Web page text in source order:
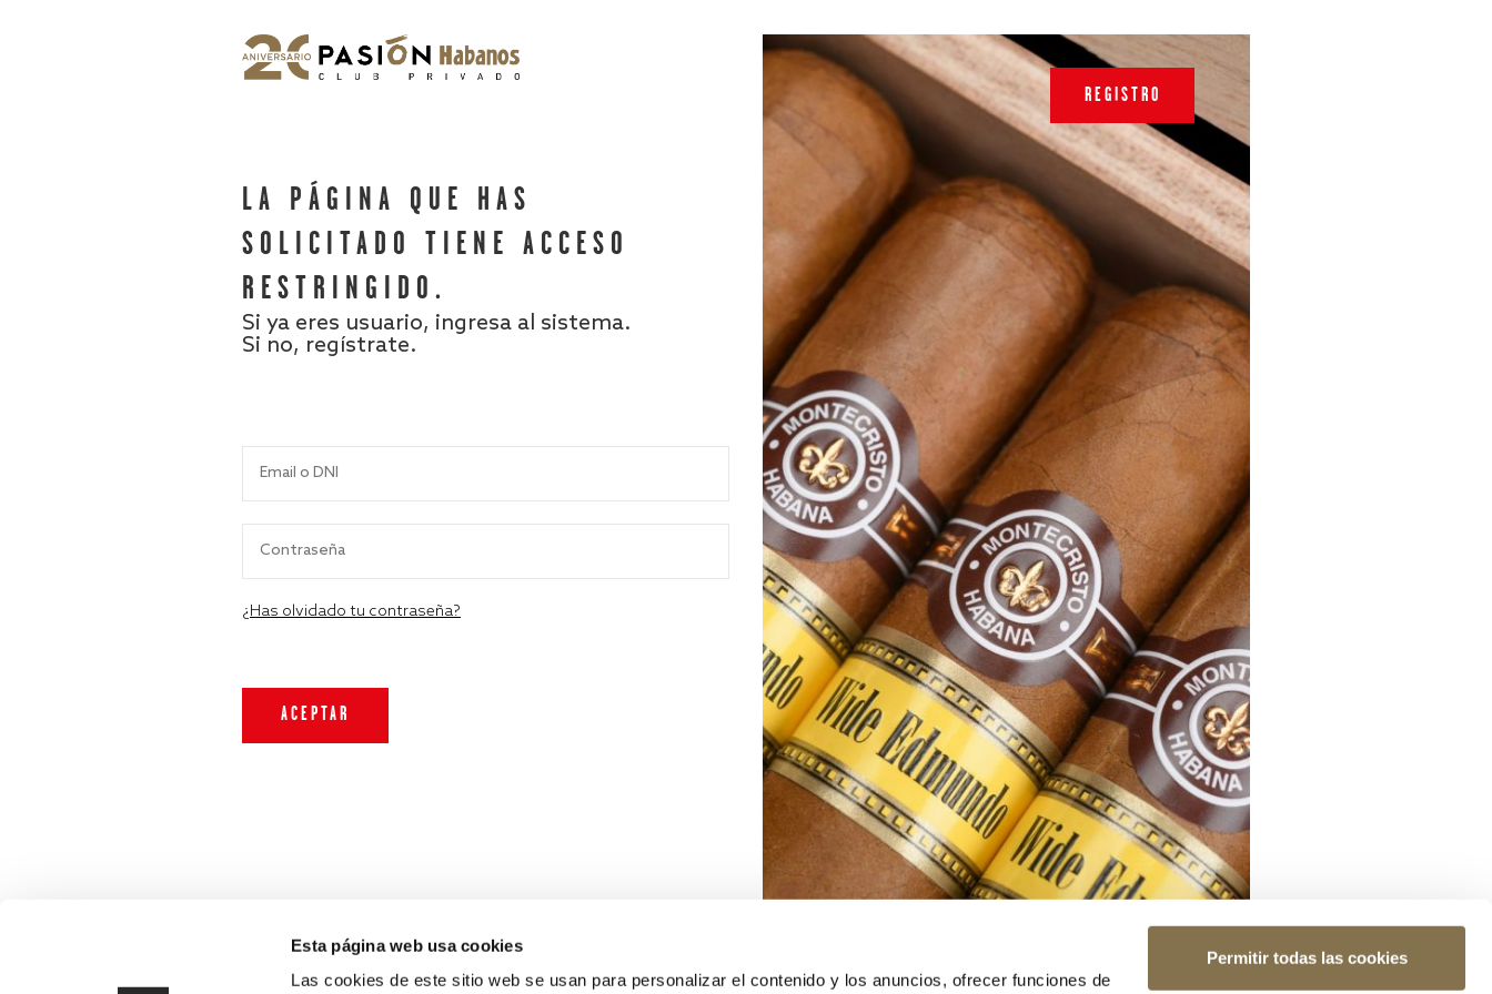
Esta página web usa cookies
Las cookies de este sitio web se usan para personalizar el contenido y los anuncios, ofrecer funciones de
Permitir todas las cookies
LA PÁGINA QUE HAS
SOLICITADO TIENE ACCESO
RESTRINGIDO.
Si ya eres usuario, ingresa al sistema.
Si no, regístrate.
¿Has olvidado tu contraseña?
REGISTRO